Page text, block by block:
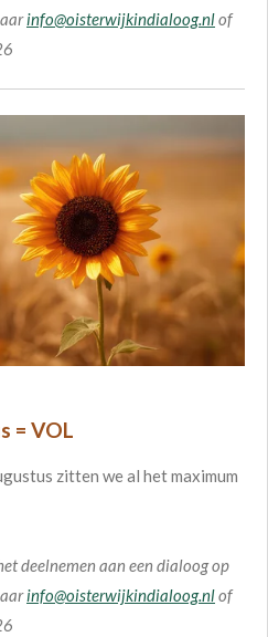
info@oisterwijkindialoog.nlof
= VOL
zitten we al het maximum
deelnemen aan een dialoog op
info@oisterwijkindialoog.nlof